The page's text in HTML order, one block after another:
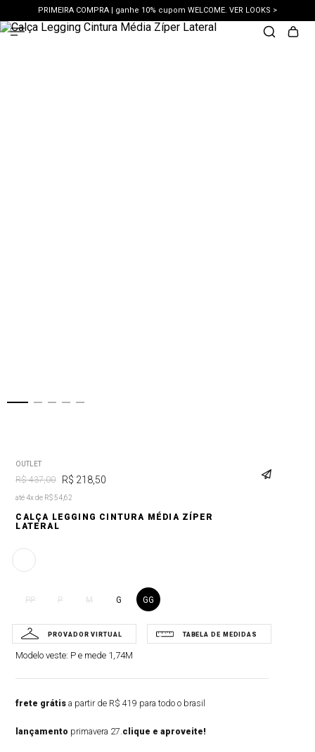
PRIMEIRA COMPRA | ganhe 10% cupom WELCOME. VER LOOKS >
PIX | 5% off no pix à vista. APROVEITAR >
OUTLET
R$ 437,00 R$ 218 50
até 4x de R$ 54,62
CALÇA LEGGING CINTURA MÉDIA ZÍPER
LATERAL
PP P M G GG
Modelo veste: P e mede 1,74M
frete grátis a partir de R$ 419 para todo o brasil
lançamento primavera 27.clique e aproveite!